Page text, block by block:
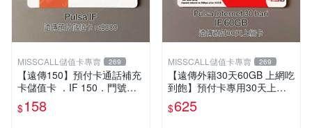
MISSCALL儲值卡專賣 269
【遠傳150】預付卡通話補充
卡儲值卡 ．IF 150．門號延
展ifu⚡MissCall儲值卡專賣
$158
MISSCALL儲值卡專賣 269
【遠傳外籍30天60GB 上網吃
到飽】預付卡專用30天上網
補充卡/儲值卡．Internet if
u．if599⚡MissCall儲值卡專
$625